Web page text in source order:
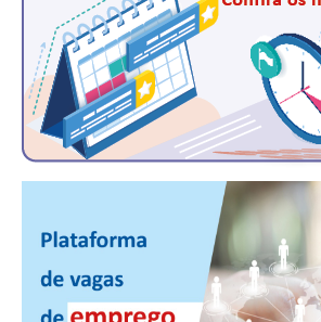
CONTATO
CADASTRO
ASSOCIE-SE
ATUALIZAÇÃO CADASTRAL